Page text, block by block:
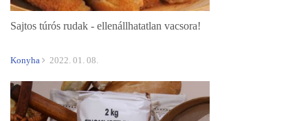
Sajtos túrós rudak - ellenállhatatlan vacsora!
Konyha 2022. 01. 08.